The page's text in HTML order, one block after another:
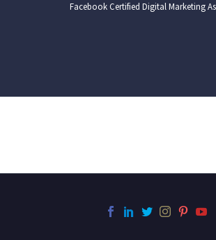
Facebook Certified Digital Marketing